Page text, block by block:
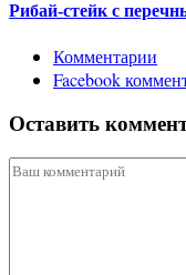
Рибай-стейк с
Комментарии
Facebook
Оставить